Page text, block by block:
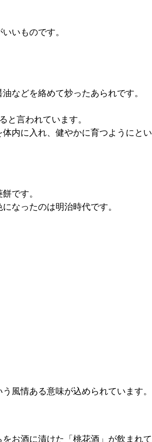
いものです。
などを絡めて炒ったあられです。
と言われています。
内に入れ、健やかに育つようにとい
です。
なったのは明治時代です。
風情ある意味が込められています。
お酒に漬けた「桃花酒」が飲まれて